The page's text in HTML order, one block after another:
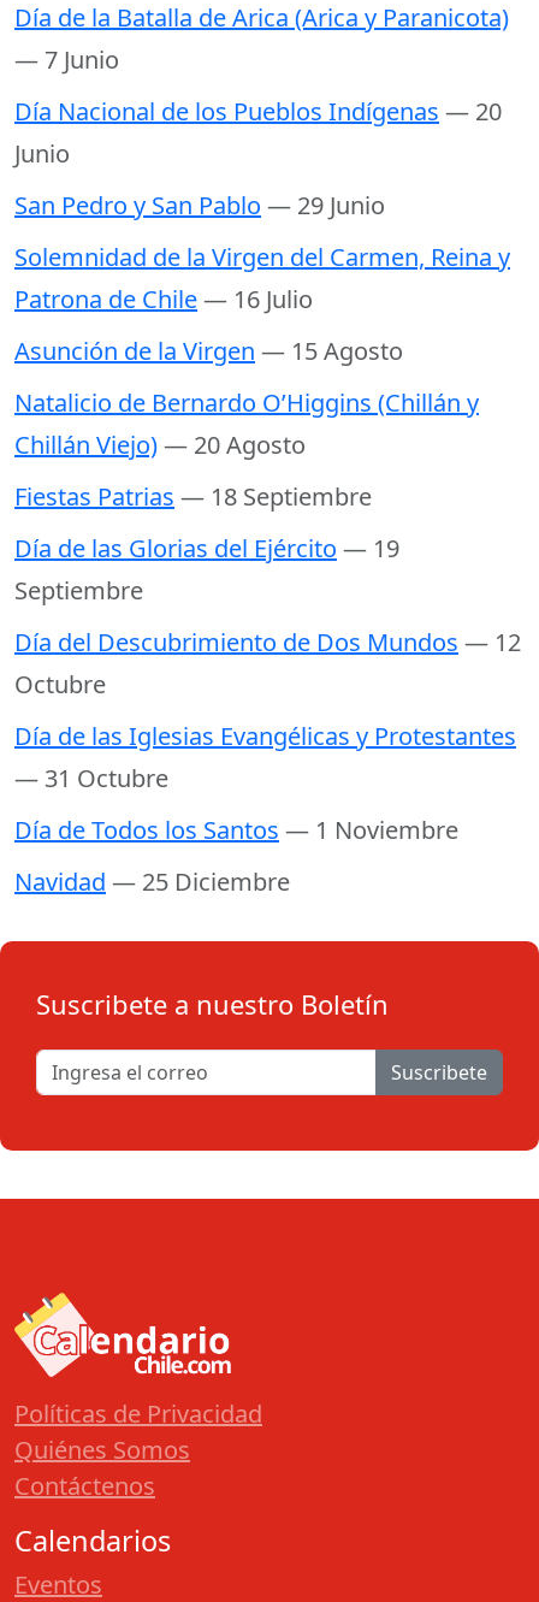
Día de la Batalla de Arica (Arica y Paranicota)
— 7 Junio
Día Nacional de los Pueblos Indígenas — 20
Junio
San Pedro y San Pablo — 29 Junio
Solemnidad de la Virgen del Carmen, Reina y
Patrona de Chile— 16 Julio
Asunción de la Virgen — 15 Agosto
Natalicio de Bernardo O’Higgins (Chillán y
Chillán Viejo)— 20 Agosto
Fiestas Patrias — 18 Septiembre
Día de las Glorias del Ejército — 19
Septiembre
Día del Descubrimiento de Dos Mundos — 12
Octubre
Día de las Iglesias Evangélicas y Protestantes
— 31 Octubre
Día de Todos los Santos — 1 Noviembre
Navidad — 25 Diciembre
Suscribete a nuestro Boletín
Suscribete
Políticas de Privacidad
Quiénes Somos
Contáctenos
Calendarios
Eventos